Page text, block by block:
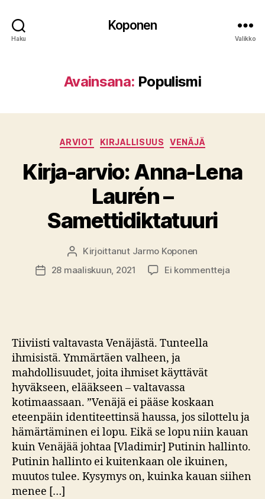
Haku
Koponen
Valikko
Avainsana: Populismi
Kategoriat
ARVIOT KIRJALLISUUS VENÄJÄ
Kirja-arvio: Anna-Lena
Laurén –
Samettidiktatuuri
Kirjoittaja
Kirjoittanut Jarmo Koponen
Julkaisupäivämäärä
28 maaliskuun, 2021 Ei kommentteja
Tiiviisti valtavasta Venäjästä. Tunteella
ihmisistä. Ymmärtäen valheen, ja
mahdollisuudet, joita ihmiset käyttävät
hyväkseen, elääkseen – valtavassa
kotimaassaan. ”Venäjä ei pääse koskaan
eteenpäin identiteettinsä haussa, jos silottelu ja
hämärtäminen ei lopu. Eikä se lopu niin kauan
kuin Venäjää johtaa [Vladimir] Putinin hallinto.
Putinin hallinto ei kuitenkaan ole ikuinen,
muutos tulee. Kysymys on, kuinka kauan siihen
menee […]